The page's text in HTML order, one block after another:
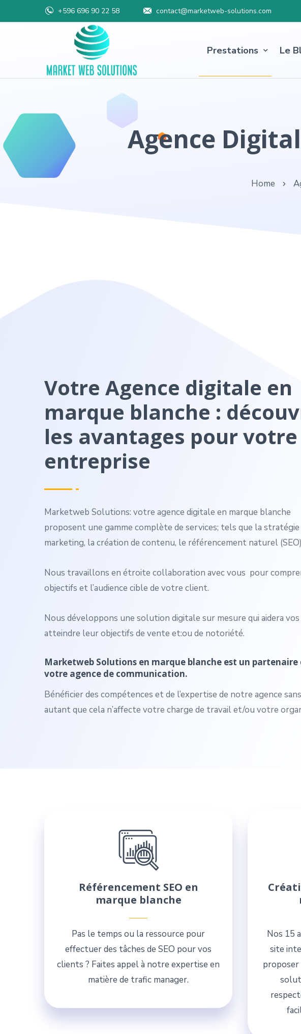
+596 696 90 22 58 contact@marketweb-solutions.com
Prestations Le
Agence
Home
Votre Agence digitale en
marque blanche :
les avantages pour votre
entreprise
Marketweb Solutions: votre agence digitale en marque blanche
proposent une gamme complète de services; tels que la stratégie
marketing, la création de contenu, le référencement naturel
Nous travaillons en étroite collaboration avec vous pour
objectifs et l’audience cible de votre client.
Nous développons une solution digitale sur mesure qui aidera
atteindre leur objectifs de vente et:ou de notoriété.
Marketweb Solutions en marque blanche est un partenaire
votre agence de communication.
Bénéficier des compétences et de l’expertise de notre agence
autant que cela n’affecte votre charge de travail et/ou votre
Référencement SEO en
marque blanche
Pas le temps ou la ressource pour
effectuer des tâches de SEO pour vos
clients ? Faites appel à notre expertise en
matière de trafic manager.
Nos 15
site
proposer